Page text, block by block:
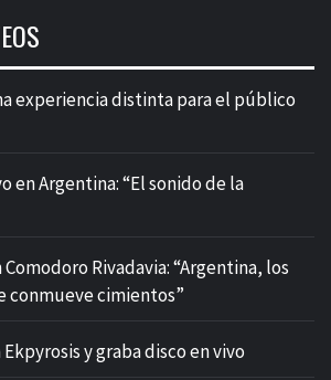
experiencia distinta para el público
en Argentina: “El sonido de la
Comodoro Rivadavia: “Argentina, los
conmueve cimientos”
y graba disco en vivo